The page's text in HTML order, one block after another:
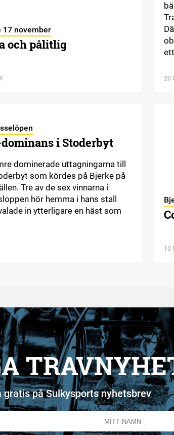
17 november
och pålitlig
20
i Stoderbyt
dominerade uttagningarna till
som kördes på Bjerke på
Tre av de sex vinnarna i
hör hemma i hans stall
in ytterligare en häst som
10
gratis på Sulkysports nyhetsbrev